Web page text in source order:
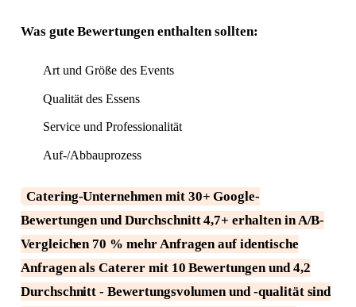
Was gute Bewertungen enthalten sollten:
Art und Größe des Events
Qualität des Essens
Service und Professionalität
Auf-/Abbauprozess
Catering-Unternehmen mit 30+ Google-
Bewertungen und Durchschnitt 4,7+ erhalten in A/B-
Vergleichen 70 % mehr Anfragen auf identische
Anfragen als Caterer mit 10 Bewertungen und 4,2
Durchschnitt - Bewertungsvolumen und -qualität sind